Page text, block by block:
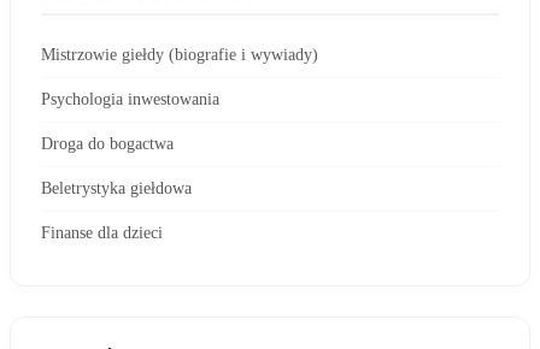
Mistrzowie giełdy (biografie i wywiady)
Psychologia inwestowania
Droga do bogactwa
Beletrystyka giełdowa
Finanse dla dzieci